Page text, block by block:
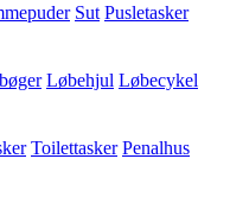
Sut Pusletasker
Løbehjul Løbecykel
Toilettasker Penalhus